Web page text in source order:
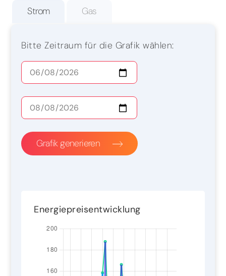
Strom Gas
Bitte Zeitraum für die Grafik wählen:
Grafik generieren
Energiepreisentwicklung